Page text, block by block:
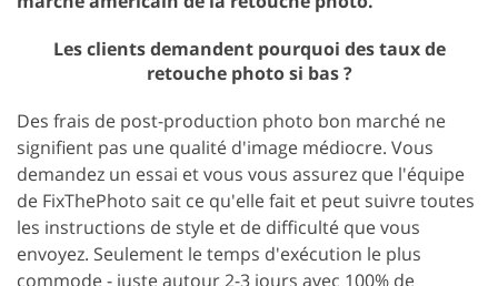
Les clients demandent pourquoi des taux de
retouche photo si bas ?
Des frais de post-production photo bon marché ne
signifient pas une qualité d'image médiocre. Vous
demandez un essai et vous vous assurez que l'équipe
de FixThePhoto sait ce qu'elle fait et peut suivre toutes
les instructions de style et de difficulté que vous
envoyez. Seulement le temps d'exécution le plus
commode - juste autour 2-3 jours avec 100% de